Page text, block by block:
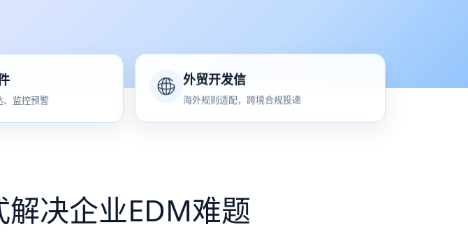
、监控预警
外贸开发信
海外规则适配，跨境合规投递
决企业EDM难题